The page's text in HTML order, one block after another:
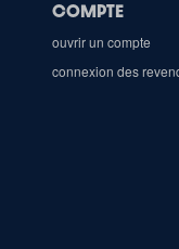
COMPTE
ouvrir un compte
connexion des